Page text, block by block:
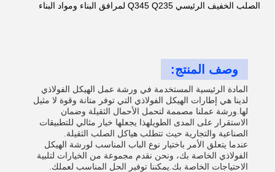
الصلب الخفيف الرئيسي Q345 Q235 لمرافق البناء ومواد البناء
وصف المنتج:
المادة الرئيسية المستخدمة في ورشة عمل الهيكل الفولاذي
لدينا هي إطارات الهيكل الفولاذي التي توفر متانة وقوة لا مثيل
لها.ورشة عملنا مصممة لتحمل الأحمال الثقيلة وضمان
الاستقرار على المدى الطويلهذا يجعلها خيار مثالي للتطبيقات
الصناعية والتجارية حيث تتطلب هياكل الصلب الثقيلة.
عندما يتعلق الأمر باختيار نوع الباب المناسب لورشة الهيكل
الفولاذي الخاصة بك، ونحن نقدم مجموعة من الخيارات لتلبية
الاحتياجات الخاصة بك.يمكننا توفير الحل المناسب لعملك.